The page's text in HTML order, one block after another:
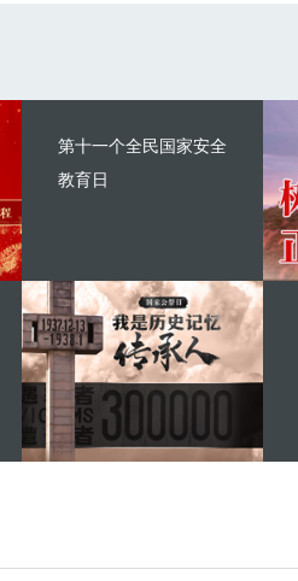
第十一个全民国家安全
教育日